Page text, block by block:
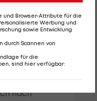
nach
Browser-Attribute für die
Werbung und
sowie Entwicklung
durch Scannen von
für die
sind hier verfügbar: